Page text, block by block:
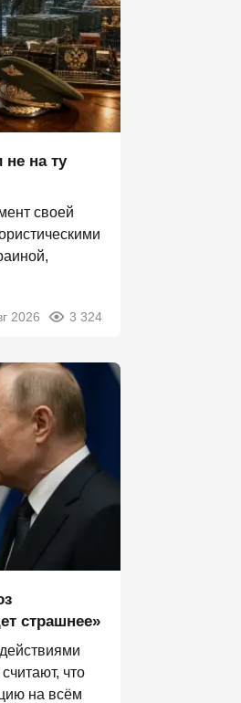
не на ту
своей
2026 3 324
страшнее»
что
на всём